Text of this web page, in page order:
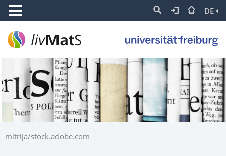
DE
mitrija/stock.adobe.com